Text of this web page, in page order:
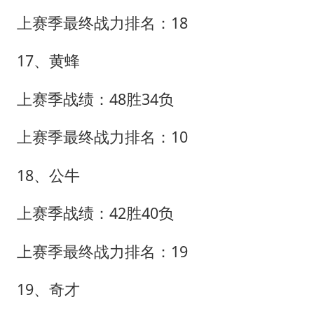
上赛季最终战力排名：18
17、黄蜂
上赛季战绩：48胜34负
上赛季最终战力排名：10
18、公牛
上赛季战绩：42胜40负
上赛季最终战力排名：19
19、奇才